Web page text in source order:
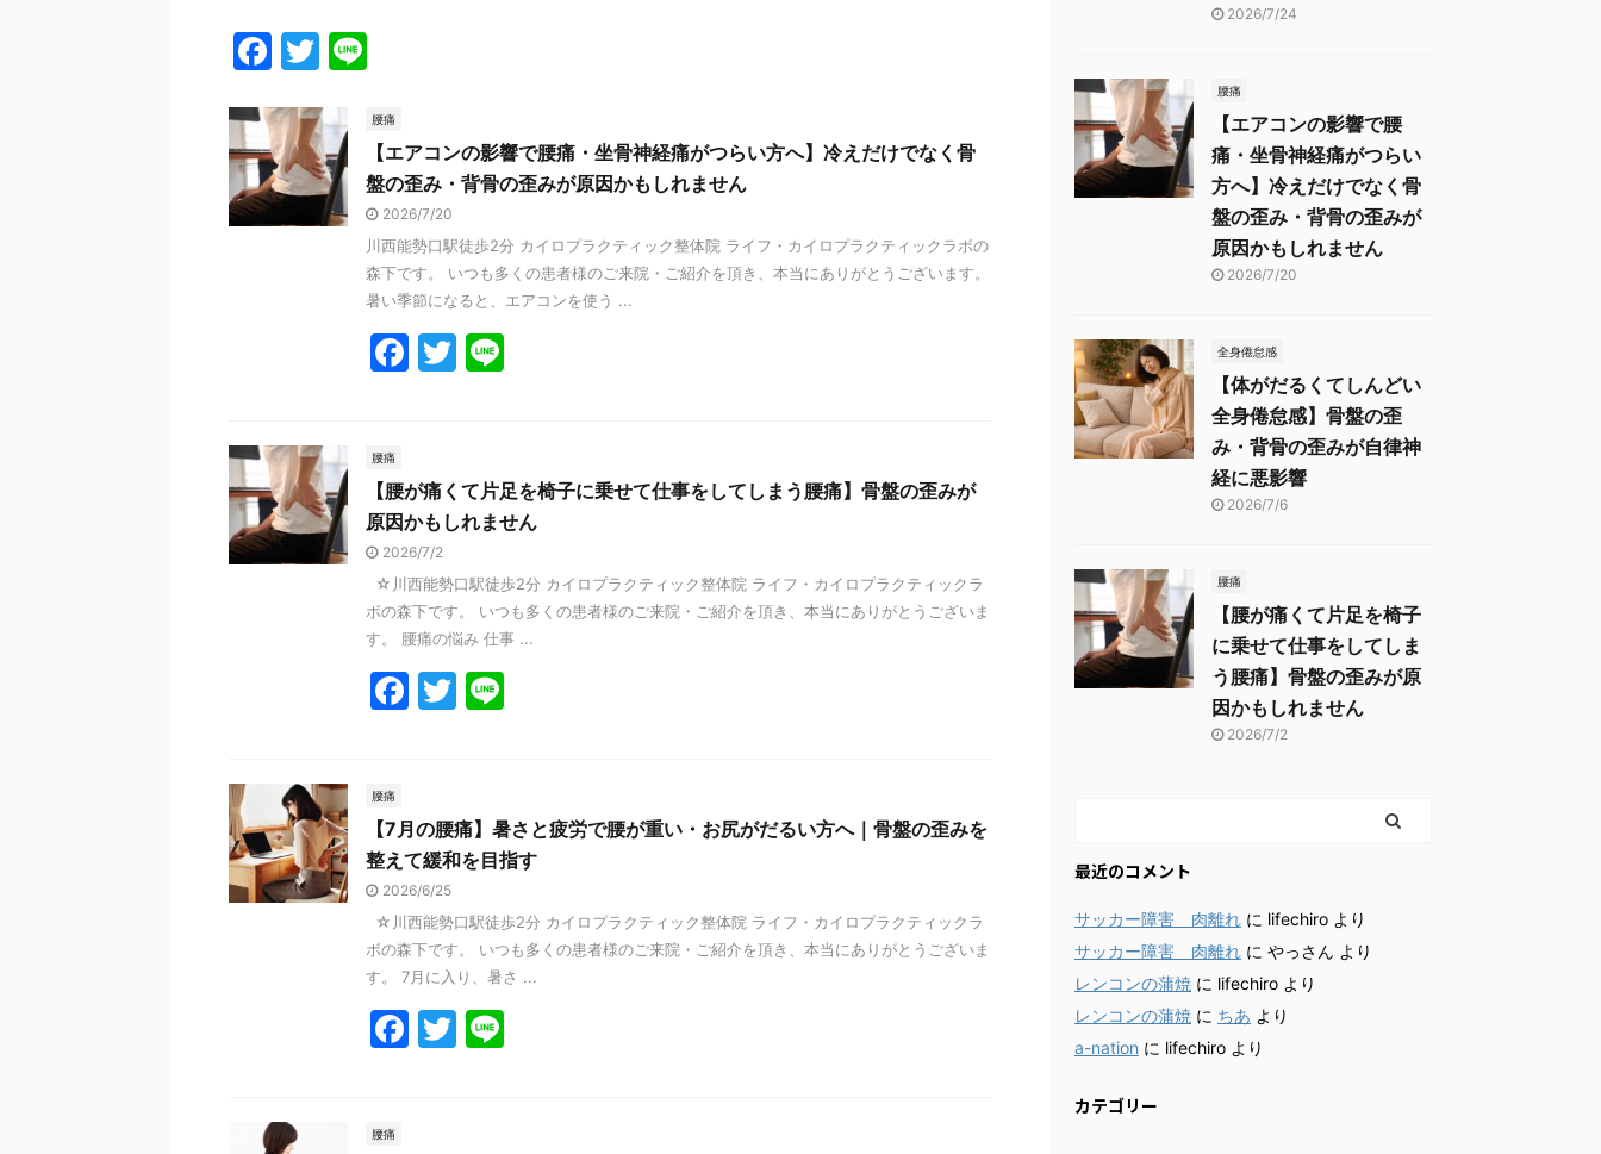
F
c
e
b
o
T
itt
er
e
腰痛
【エアコンの影響で腰痛・坐骨神経痛がつらい方へ】冷えだけでなく骨
盤の歪み・背骨の歪みが原因かもしれません
2026/7/20
川西能勢口駅徒歩2分 カイロプラクティック整体院 ライフ・カイロプラクティックラボの
森下です。 いつも多くの患者様のご来院・ご紹介を頂き、本当にありがとうございます。
暑い季節になると、エアコンを使う ...
F
b
o
o
k
T
腰痛
【腰が痛くて片足を椅子に乗せて仕事をしてしまう腰痛】骨盤の歪みが
原因かもしれません
2026/7/2
☆川西能勢口駅徒歩2分 カイロプラクティック整体院 ライフ・カイロプラクティックラ
ボの森下です。 いつも多くの患者様のご来院・ご紹介を頂き、本当にありがとうございま
す。 腰痛の悩み 仕事 ...
F
b
o
o
k
T
腰痛
【7月の腰痛】暑さと疲労で腰が重い・お尻がだるい方へ｜骨盤の歪みを
整えて緩和を目指す
2026/6/25
☆川西能勢口駅徒歩2分 カイロプラクティック整体院 ライフ・カイロプラクティックラ
ボの森下です。 いつも多くの患者様のご来院・ご紹介を頂き、本当にありがとうございま
す。 7月に入り、暑さ ...
F
T
腰痛
2026/7/24
腰痛
【エアコンの影響で腰
痛・坐骨神経痛がつらい
方へ】冷えだけでなく骨
盤の歪み・背骨の歪みが
原因かもしれません
2026/7/20
全身倦怠感
【体がだるくてしんどい
全身倦怠感】骨盤の歪
み・背骨の歪みが自律神
経に悪影響
2026/7/6
腰痛
【腰が痛くて片足を椅子
に乗せて仕事をしてしま
う腰痛】骨盤の歪みが原
因かもしれません
2026/7/2
最近のコメント
サッカー障害 肉離れ に lifechiro より
サッカー障害 肉離れ に やっさん より
レンコンの蒲焼 に lifechiro より
レンコンの蒲焼 に ちあ より
a-nation に lifechiro より
カテゴリー